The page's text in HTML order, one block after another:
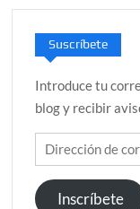
Suscríbete
Introduce tu
blog y recibir
Dirección
de
correo
Inscríbete